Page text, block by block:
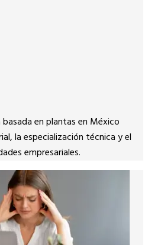
en plantas en México
la especialización técnica y el
empresariales.